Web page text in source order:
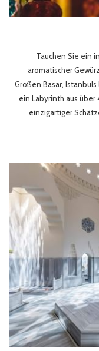
Tauchen Sie ein
aromatischer
Großen Basar,
ein Labyrinth aus
einzigartiger